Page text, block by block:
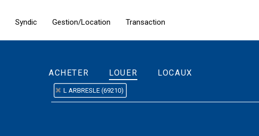
Syndic Gestion/Location Transaction
ACHETER LOUER LOCAUX
L ARBRESLE (69210)